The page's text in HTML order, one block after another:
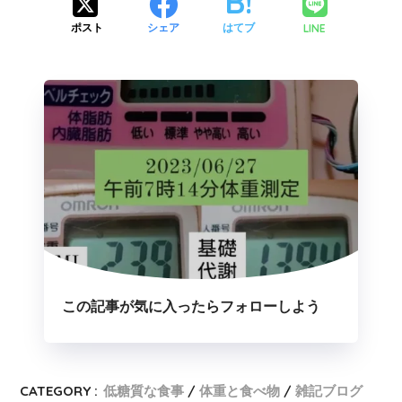
ポスト シェア はてブ LINE
この記事が気に入ったらフォローしよう
CATEGORY : 低糖質な食事 体重と食べ物 雑記ブログ